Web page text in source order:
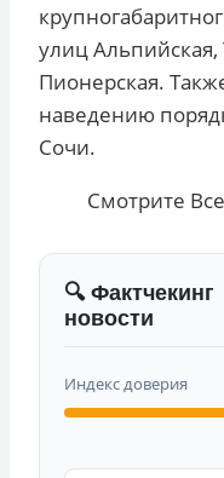
улиц
Пионерская.
наведению
Сочи.
Смотрите
🔍 Фактчекинг
новости
Индекс доверия